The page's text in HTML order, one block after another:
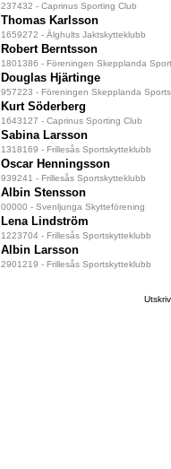
237432 - Caprinus Sporting Club
Thomas Karlsson
1659272 - Älghults Jaktskytteklubb
Robert Berntsson
1801386 - Föreningen Skepplanda
Douglas Hjärtinge
957223 - Föreningen Skepplanda
Kurt Söderberg
1643127 - Caprinus Sporting Club
Sabina Larsson
1318169 - Frillesås Sportskytteklubb
Oscar Henningsson
939241 - Frillesås Sportskytteklubb
Albin Stensson
00000 - Svenljunga Skytteförening
Lena Lindström
1223704 - Frillesås Sportskytteklubb
Albin Larsson
2901219 - Frillesås Sportskytteklubb